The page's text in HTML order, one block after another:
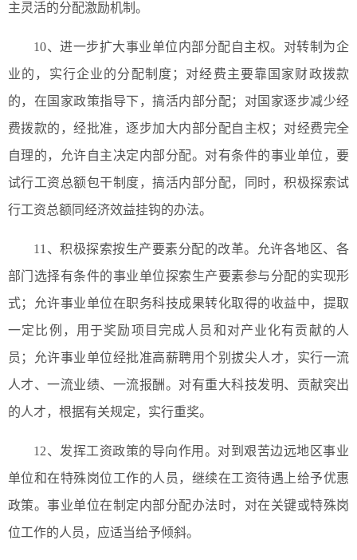
主灵活的分配激励机制。
10、进一步扩大事业单位内部分配自主权。对转制为企
业的，实行企业的分配制度；对经费主要靠国家财政拨款
的，在国家政策指导下，搞活内部分配；对国家逐步减少经
费拨款的，经批准，逐步加大内部分配自主权；对经费完全
自理的，允许自主决定内部分配。对有条件的事业单位，要
试行工资总额包干制度，搞活内部分配，同时，积极探索试
行工资总额同经济效益挂钩的办法。
11、积极探索按生产要素分配的改革。允许各地区、各
部门选择有条件的事业单位探索生产要素参与分配的实现形
式；允许事业单位在职务科技成果转化取得的收益中，提取
一定比例，用于奖励项目完成人员和对产业化有贡献的人
员；允许事业单位经批准高薪聘用个别拔尖人才，实行一流
人才、一流业绩、一流报酬。对有重大科技发明、贡献突出
的人才，根据有关规定，实行重奖。
12、发挥工资政策的导向作用。对到艰苦边远地区事业
单位和在特殊岗位工作的人员，继续在工资待遇上给予优惠
政策。事业单位在制定内部分配办法时，对在关键或特殊岗
位工作的人员，应适当给予倾斜。